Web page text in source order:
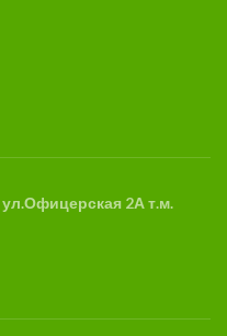
ул.Офицерская 2Ат.м.